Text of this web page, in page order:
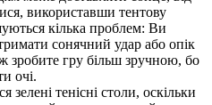
використавши тентову
кілька проблем: Ви
сонячний удар або опік
зробите гру більш зручною, бо
очі.
тенісні столи, оскільки